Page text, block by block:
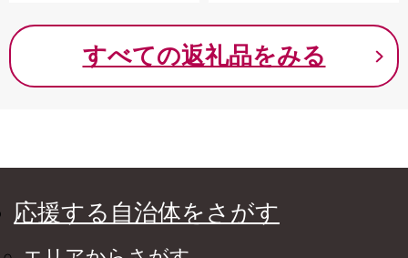
すべての返礼品をみる
応援する自治体をさがす